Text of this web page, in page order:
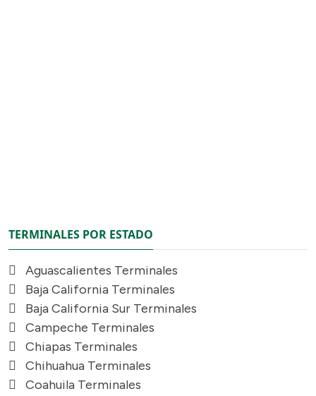
TERMINALES POR ESTADO
Aguascalientes Terminales
Baja California Terminales
Baja California Sur Terminales
Campeche Terminales
Chiapas Terminales
Chihuahua Terminales
Coahuila Terminales